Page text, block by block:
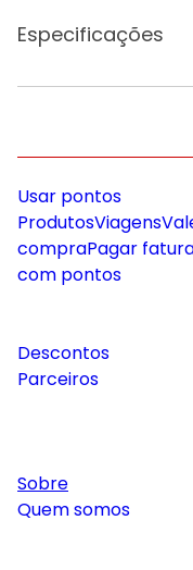
Especificações
Usar pontos
ProdutosViagens
compraPagar
com pontos
Descontos
Parceiros
Sobre
Quem somos